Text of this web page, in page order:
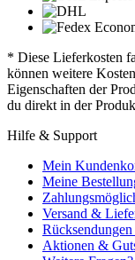
* Diese Lieferkosten
können weitere
Eigenschaften der
du direkt in der
Hilfe & Support
Mein
Meine
Versand &
Aktionen &